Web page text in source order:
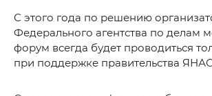
С этого года по решению
Федерального агентства по делам
форум всегда будет проводиться
при поддержке правительства